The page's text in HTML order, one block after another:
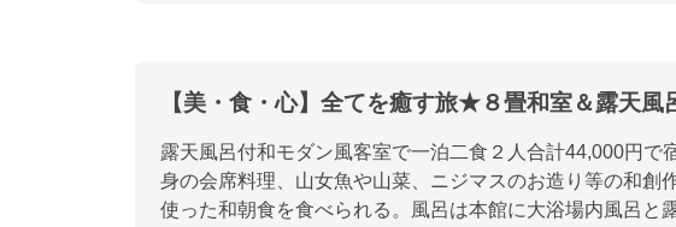
【美・食・心】全てを癒す旅★８畳和室＆露天風
露天風呂付和モダン風客室で一泊二食２人合計44,000円で
身の会席料理、山女魚や山菜、ニジマスのお造り等の和創
使った和朝食を食べられる。風呂は本館に大浴場内風呂と